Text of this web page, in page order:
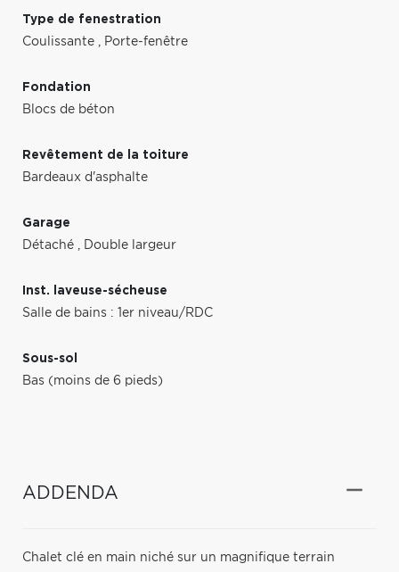
Type de fenestration
Coulissante , Porte-fenêtre
Fondation
Blocs de béton
Revêtement de la toiture
Bardeaux d'asphalte
Garage
Détaché , Double largeur
Inst. laveuse-sécheuse
Salle de bains : 1er niveau/RDC
Sous-sol
Bas (moins de 6 pieds)
ADDENDA
Chalet clé en main niché sur un magnifique terrain